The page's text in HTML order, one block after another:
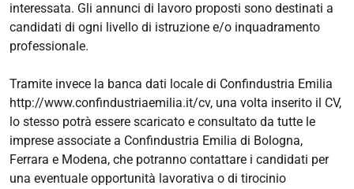
interessata. Gli annunci di lavoro proposti sono destinati a
candidati di ogni livello di istruzione e/o inquadramento
professionale.
Tramite invece la banca dati locale di Confindustria Emilia
http://www.confindustriaemilia.it/cv, una volta inserito il CV,
lo stesso potrà essere scaricato e consultato da tutte le
imprese associate a Confindustria Emilia di Bologna,
Ferrara e Modena, che potranno contattare i candidati per
una eventuale opportunità lavorativa o di tirocinio